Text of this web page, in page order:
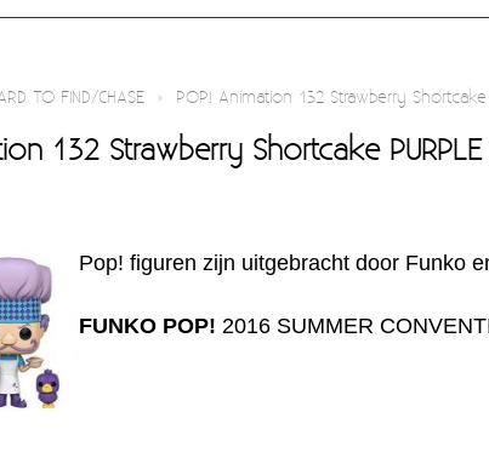
TO FIND/CHASE › POP! Animation 132 Strawberry Shortcake
132 Strawberry Shortcake PURPLE
Pop! figuren zijn uitgebracht door Funko
FUNKO POP! 2016 SUMMER